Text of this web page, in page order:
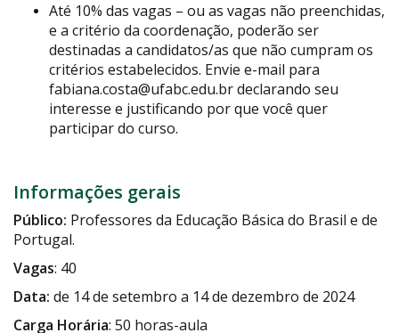
Até 10% das vagas – ou as vagas não preenchidas,
e a critério da coordenação, poderão ser
destinadas a candidatos/as que não cumpram os
critérios estabelecidos. Envie e-mail para
fabiana.costa@ufabc.edu.br declarando seu
interesse e justificando por que você quer
participar do curso.
Informações gerais
Público: Professores da Educação Básica do Brasil e de
Portugal.
Vagas: 40
Data: de 14 de setembro a 14 de dezembro de 2024
Carga Horária: 50 horas-aula